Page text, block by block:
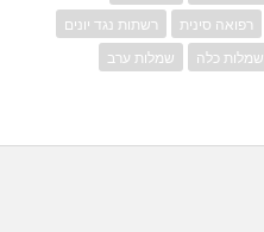
רפואה סינית
רשתות נגד יונים
שמלות כלה
שמלות ערב